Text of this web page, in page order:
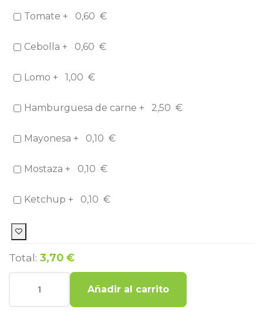
Tomate + 0,60 €
Cebolla + 0,60 €
Lomo + 1,00 €
Hamburguesa de carne + 2,50 €
Mayonesa + 0,10 €
Mostaza + 0,10 €
Ketchup + 0,10 €
Total: 3,70 €
Añadir al carrito